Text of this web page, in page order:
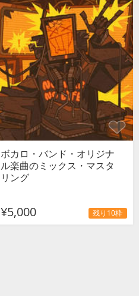
ボカロ・バンド・オリジナ
ル楽曲のミックス・マスタ
リング
¥5,000 残り10枠